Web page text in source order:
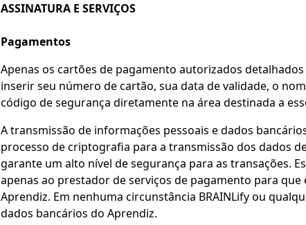
ASSINATURA E SERVIÇOS
Pagamentos
Apenas os cartões de pagamento autorizados
inserir seu número de cartão, sua data de validade, o
código de segurança diretamente na área destinada a
A transmissão de informações pessoais e dados
processo de criptografia para a transmissão dos dados
garante um alto nível de segurança para as transações.
apenas ao prestador de serviços de pagamento para
Aprendiz. Em nenhuma circunstância BRAINLify ou
dados bancários do Aprendiz.